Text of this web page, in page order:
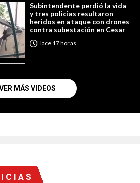
Subintendente perdió la vida
y tres policías resultaron
heridos en ataque con drones
contra subestación en Cesar
Hace 17 horas
MÁS VIDEOS